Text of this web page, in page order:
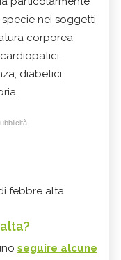
nei soggetti
corporea
diabetici,
febbre alta.
seguire alcune